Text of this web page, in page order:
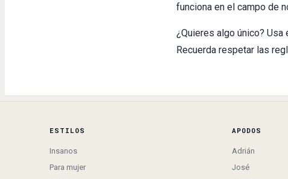
funciona en el campo de
¿Quieres algo único? Usa
Recuerda respetar las
ESTILOS
Insanos
Para mujer
APODOS
Adrián
José